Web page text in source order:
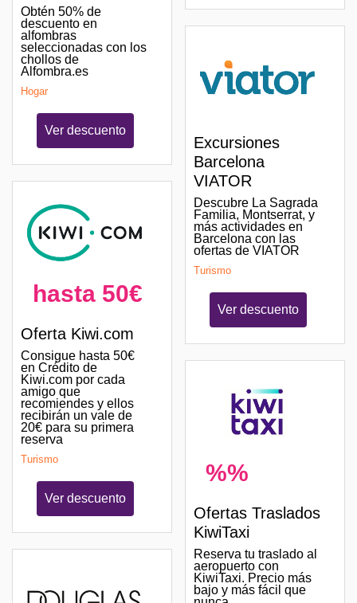
Obtén 50% de
descuento en
alfombras
seleccionadas con los
chollos de
Alfombra.es
Hogar
Ver descuento
hasta 50€
Oferta Kiwi.com
Consigue hasta 50€
en Crédito de
Kiwi.com por cada
amigo que
recomiendes y ellos
recibirán un vale de
20€ para su primera
reserva
Turismo
Ver descuento
Excursiones
Barcelona
VIATOR
Descubre La Sagrada
Familia, Montserrat, y
más actividades en
Barcelona con las
ofertas de VIATOR
Turismo
Ver descuento
%%
Ofertas Traslados
KiwiTaxi
Reserva tu traslado al
aeropuerto con
KiwiTaxi. Precio más
bajo y más fácil que